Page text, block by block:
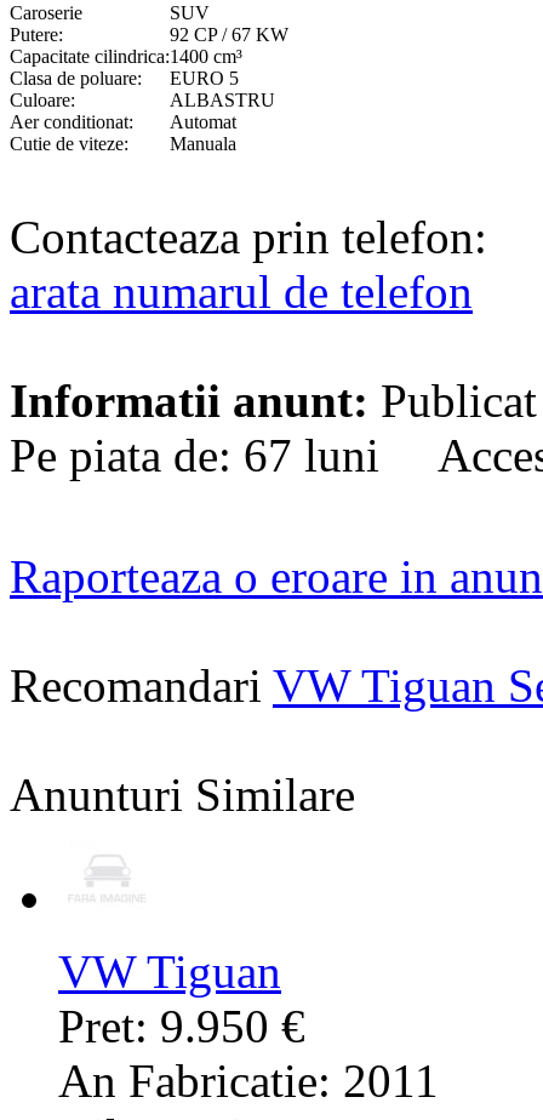
Caroserie
SUV
Putere:
92 CP / 67 KW
Capacitate cilindrica:1400 cm³
Clasa de poluare:
EURO 5
Culoare:
ALBASTRU
Aer conditionat:
Automat
Cutie de viteze:
Manuala
Contacteaza prin telefon:
arata numarul de telefon
Informatii anunt:
Pe piata de: 67 luni
Raporteaza o eroare in
Recomandari VW Tiguan
Anunturi Similare
VW Tiguan
Pret: 9.950 €
An Fabricatie: 2011